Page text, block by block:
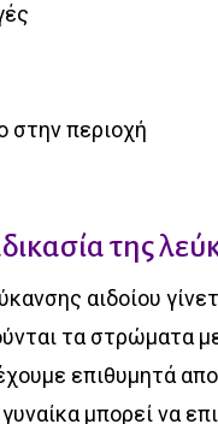
στην περιοχή
της
αιδοίου
τα στρώματα
επιθυμητά
μπορεί να